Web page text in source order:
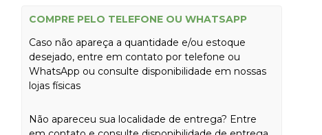
COMPRE PELO TELEFONE OU WHATSAPP
Caso não apareça a quantidade e/ou estoque
desejado, entre em contato por telefone ou
WhatsApp ou consulte disponibilidade em nossas
lojas físicas
Não apareceu sua localidade de entrega? Entre